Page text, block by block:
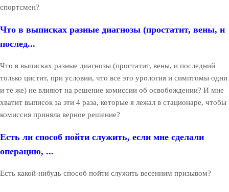
спортсмен?
Что в выписках разные диагнозы (простатит, вены, и
послед...
Что в выписках разные диагнозы (простатит, вены, и последний
только цистит, при условии, что все это урология и симптомы одни
и те же) не влияют на решение комиссии об освобождении? И мне
хватит выписок за эти 4 раза, которые я лежал в стационаре, чтобы
комиссия приняла верное решение?
Есть ли способ пойти служить, если мне сделали
операцию, ...
Есть какой-нибудь способ пойти служить весенним призывом?